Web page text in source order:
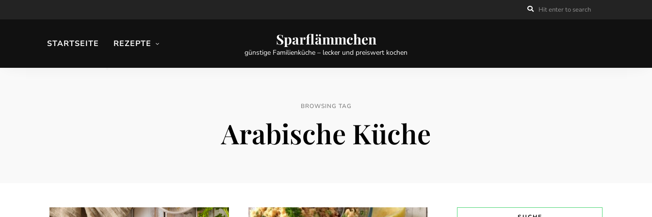
Sparflämmchen
günstige Familienküche – lecker und preiswert kochen
STARTSEITE REZEPTE
BROWSING TAG
Arabische Küche